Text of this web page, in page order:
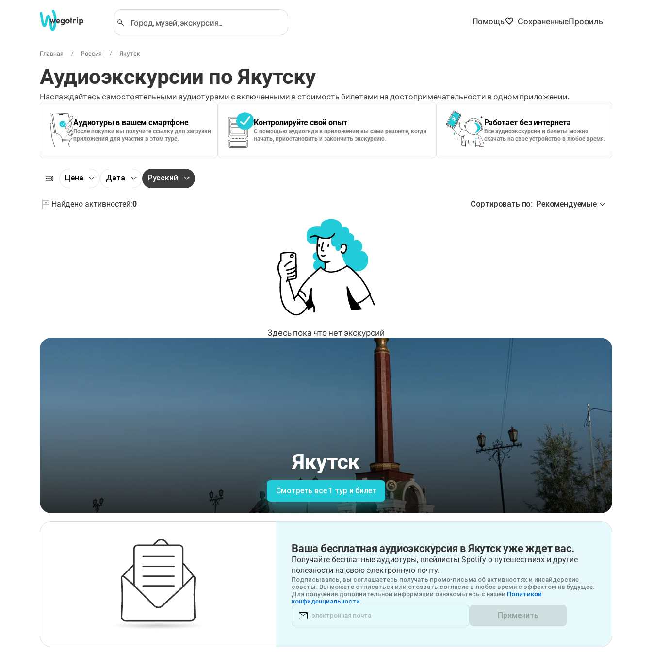
Помощь СохраненныеПрофиль
Главная Россия Якутск
Аудиоэкскурсии по Якутску
Наслаждайтесь самостоятельными аудиотурами с включенными в стоимость билетами на достопримечательности в одном приложении.
Аудиотуры в вашем смартфоне
После покупки вы получите ссылку для загрузки
приложения для участия в этом туре.
Контролируйте свой опыт
С помощью аудиогида в приложении вы сами решаете, когда
начать, приостановить и закончить экскурсию.
Работает без интернета
Все аудиоэкскурсии и билеты можно
скачать на свое устройство в любое время.
Цена Дата Русский
Найдено активностей:0 Сортировать по: Рекомендуемые
Здесь пока что нет экскурсий
Якутск
Смотреть все 1 тур и билет
Ваша бесплатная аудиоэкскурсия в Якутск уже ждет вас.
Получайте бесплатные аудиотуры, плейлисты Spotify о путешествиях и другие
полезности на свою электронную почту.
Подписываясь, вы соглашаетесь получать промо-письма об активностях и инсайдерские
советы. Вы можете отписаться или отозвать согласие в любое время с эффектом на будущее.
Для получения дополнительной информации ознакомьтесь с нашей Политикой
конфиденциальности.
Применить